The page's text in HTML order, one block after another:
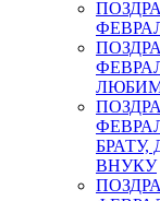
ВНУКУ